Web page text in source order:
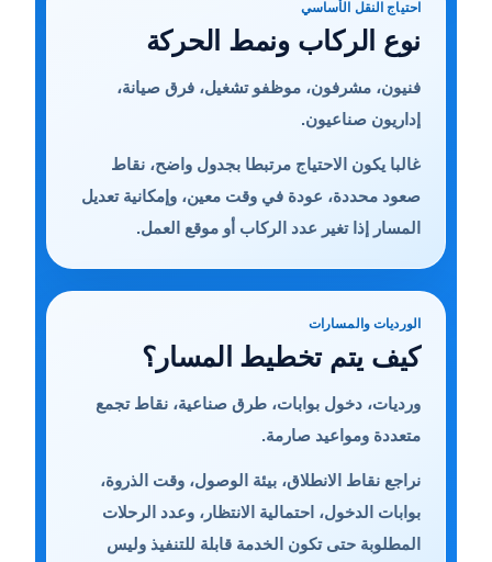
احتياج النقل الأساسي
نوع الركاب ونمط الحركة
فنيون، مشرفون، موظفو تشغيل، فرق صيانة،
إداريون صناعيون.
غالبا يكون الاحتياج مرتبطا بجدول واضح، نقاط
صعود محددة، عودة في وقت معين، وإمكانية تعديل
المسار إذا تغير عدد الركاب أو موقع العمل.
الورديات والمسارات
كيف يتم تخطيط المسار؟
ورديات، دخول بوابات، طرق صناعية، نقاط تجمع
متعددة ومواعيد صارمة.
نراجع نقاط الانطلاق، بيئة الوصول، وقت الذروة،
بوابات الدخول، احتمالية الانتظار، وعدد الرحلات
المطلوبة حتى تكون الخدمة قابلة للتنفيذ وليس